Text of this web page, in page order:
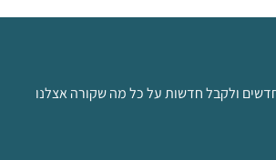
ולקבל חדשות על כל מה שקורה אצלנו